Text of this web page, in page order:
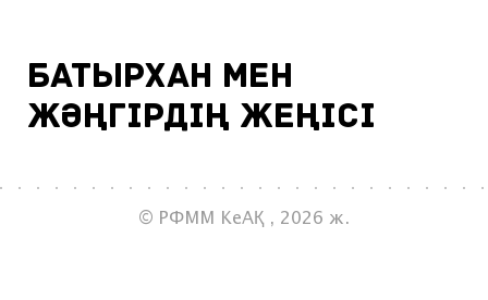
Батырхан мен
Жәңгірдің жеңісі
© РФММ КеАҚ , 2026 ж.